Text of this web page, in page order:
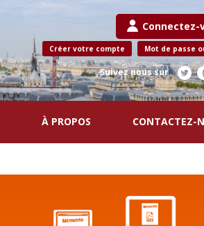
Connectez-
Créer votre compte Mot de passe
Suivez nous sur
À PROPOS CONTACTEZ-